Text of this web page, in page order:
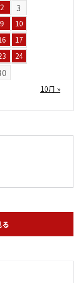
2
3
9 10
17
24
10月 »